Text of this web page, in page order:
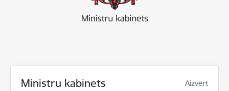
Ministru kabinets Aizvērt